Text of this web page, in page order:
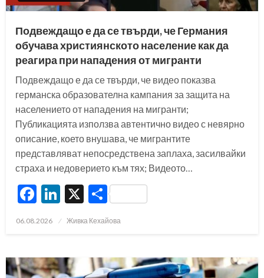
Подвеждащо е да се твърди, че Германия
обучава християнското население как да
реагира при нападения от мигранти
Подвеждащо е да се твърди, че видео показва
германска образователна кампания за защита на
населението от нападения на мигранти;
Публикацията използва автентично видео с невярно
описание, което внушава, че мигрантите
представляват непосредствена заплаха, засилвайки
страха и недоверието към тях; Видеото…
Facebook
LinkedIn
X Share
Posted
06.08.2026 Живка Кехайова